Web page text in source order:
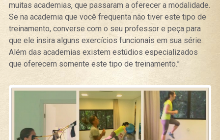
muitas academias, que passaram a oferecer a modalidade.
Se na academia que você frequenta não tiver este tipo de
treinamento, converse com o seu professor e peça para
que ele insira alguns exercícios funcionais em sua série.
Além das academias existem estúdios especializados
que oferecem somente este tipo de treinamento.”